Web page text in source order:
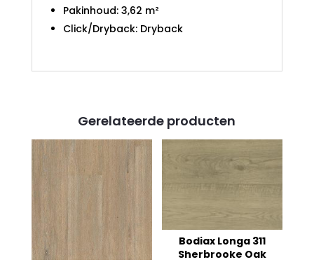
Pakinhoud: 3,62 m²
Click/Dryback: Dryback
Gerelateerde producten
Bodiax Longa 311
Sherbrooke Oak